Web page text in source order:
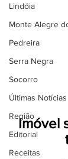
Lindóia
Monte Alegre
Pedreira
Serra Negra
Socorro
Últimas Notícias
Região
Editorial
Receitas
Imóvel